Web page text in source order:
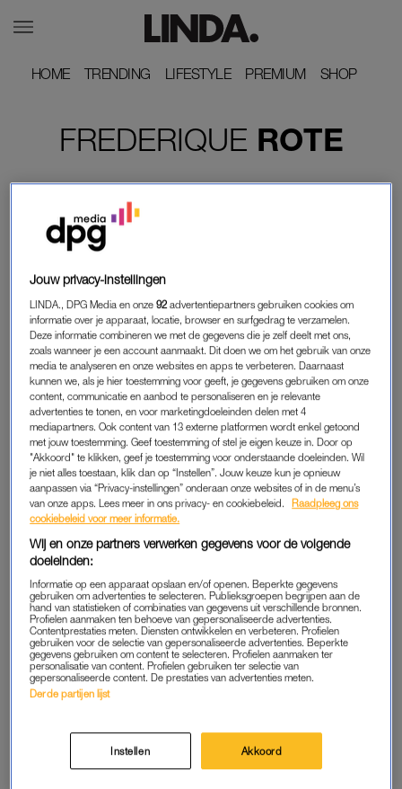
HOME
HOME TRENDING
TRENDING LIFESTYLE
LIFESTYLE PREMIUM
PREMIUM SHOP
SHOP
FREDERIQUE ROTE
INTERVIEW
SILVANA LIJDT AAN EEN ZELDZAME
HUIDAANDOENING: 'IK BEN BEDEKT MET
SCHUBBEN'
GOED OM TE WETEN
Zo tover je gehavende
teennagels om tot
slipperwaardige
verschijningen
INTERVIEW
Seksuele intimidatie op de
digitale werkvloer: 'Hij zei in
krijgen'
RODE OORTJES
Rianne ontwerpt speelgoed
voor volwassenen: 'Kleinste
dilator is zo groot als een
wattenstaafje'
VOOR DE RECHTER
Advocaat Frank van Ardenne
wil proefproces
avondklokboete: 'Te veel is
onduidelijk'
DIEREN
Puppy-advertentie blijkt
maar waarschuwing
LINDA.
Jouw privacy-instellingen
LINDA., DPG Media en onze92 advertentiepartners gebruiken cookies om
informatie over je apparaat, locatie, browser en surfgedrag te verzamelen.
Deze informatie combineren we met de gegevens die je zelf deelt met ons,
zoals wanneer je een account aanmaakt. Dit doen we om het gebruik van onze
media te analyseren en onze websites en apps te verbeteren. Daarnaast
kunnen we, als je hier toestemming voor geeft, je gegevens gebruiken om onze
content, communicatie en aanbod te personaliseren en je relevante
advertenties te tonen, en voor marketingdoeleinden delen met 4
mediapartners. Ook content van 13 externe platformen wordt enkel getoond
met jouw toestemming. Geef toestemming of stel je eigen keuze in. Door op
"Akkoord" te klikken, geef je toestemming voor onderstaande doeleinden. Wil
je niet alles toestaan, klik dan op “Instellen”. Jouw keuze kun je opnieuw
aanpassen via “Privacy-instellingen” onderaan onze websites of in de menu’s
van onze apps. Lees meer in ons privacy- en cookiebeleid.
Raadpleeg ons
cookiebeleid voor meer informatie.
Wij en onze partners verwerken gegevens voor de volgende
doeleinden:
Informatie op een apparaat opslaan en/of openen. Beperkte gegevens
gebruiken om advertenties te selecteren. Publieksgroepen begrijpen aan de
hand van statistieken of combinaties van gegevens uit verschillende bronnen.
Profielen aanmaken ten behoeve van gepersonaliseerde advertenties.
Contentprestaties meten. Diensten ontwikkelen en verbeteren. Profielen
gebruiken voor de selectie van gepersonaliseerde advertenties. Beperkte
gegevens gebruiken om content te selecteren. Profielen aanmaken ter
personalisatie van content. Profielen gebruiken ter selectie van
gepersonaliseerde content. De prestaties van advertenties meten.
Derde partijen lijst
Instellen Akkoord